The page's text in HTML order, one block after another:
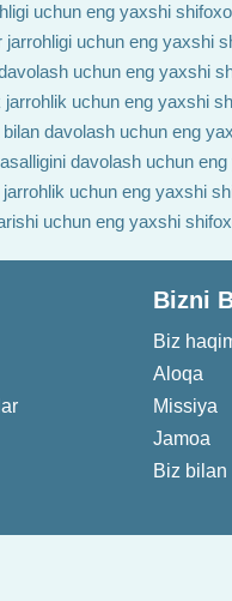
uchun eng yaxshi
jarrohligi uchun eng yaxshi
uchun eng yaxshi
uchun eng yaxshi
davolash uchun eng
davolash uchun
uchun eng yaxshi
uchun eng yaxshi
Bizni
Biz
Aloqa
Missiya
Jamoa
Biz